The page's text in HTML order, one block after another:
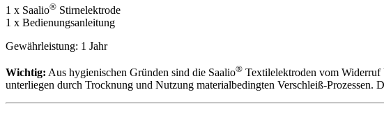
1 x Saalio® Stirnelektrode
1 x Bedienungsanleitung
Gewährleistung: 1 Jahr
Wichtig: Aus hygienischen Gründen sind die Saalio® Textilelektroden vom Widerruf
unterliegen durch Trocknung und Nutzung materialbedingten Verschleiß-Prozessen.